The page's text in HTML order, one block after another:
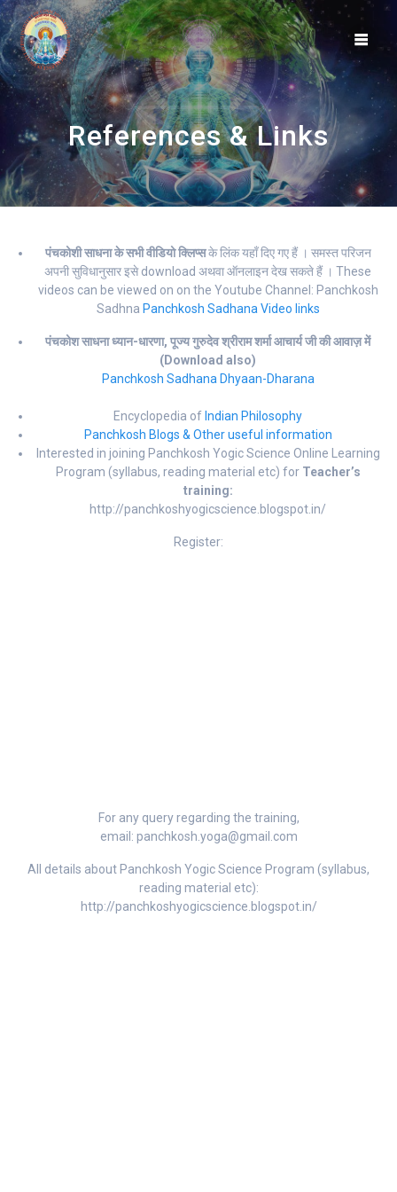
Skip
to
content
References & Links
पंचकोशी साधना के सभी वीडियो क्लिप्सके लिंक यहाँ दिए गए हैं । समस्त परिजन
अपनी सुविधानुसार इसे download अथवा ऑनलाइन देख सकते हैं । These
videos can be viewed on on the Youtube Channel: Panchkosh
Sadhna Panchkosh Sadhana Video links
पंचकोश साधना ध्यान-धारणा, पूज्य गुरुदेव श्रीराम शर्मा आचार्य जी की आवाज़ में
(Download also)
Panchkosh Sadhana Dhyaan-Dharana
Encyclopedia of Indian Philosophy
Panchkosh Blogs & Other useful information
Interested in joining Panchkosh Yogic Science Online Learning
Program (syllabus, reading material etc) for Teacher’s
training:
http://panchkoshyogicscience.blogspot.in/
Register:
For any query regarding the training,
email: panchkosh.yoga@gmail.com
All details about Panchkosh Yogic Science Program (syllabus,
reading material etc):
http://panchkoshyogicscience.blogspot.in/